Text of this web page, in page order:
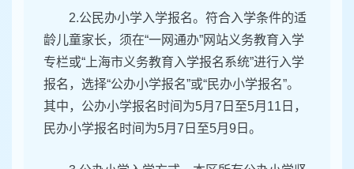
2.公民办小学入学报名。符合入学条件的适
龄儿童家长，须在“一网通办”网站义务教育入学
专栏或“上海市义务教育入学报名系统”进行入学
报名，选择“公办小学报名”或“民办小学报名”。
其中，公办小学报名时间为5月7日至5月11日，
民办小学报名时间为5月7日至5月9日。